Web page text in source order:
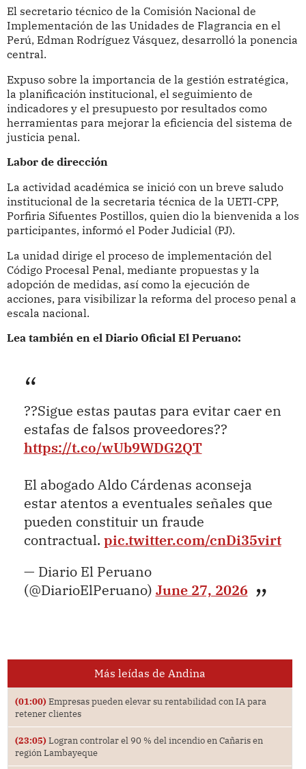
El secretario técnico de la Comisión Nacional de
Implementación de las Unidades de Flagrancia en el
Perú, Edman Rodríguez Vásquez, desarrolló la ponencia
central.
Expuso sobre la importancia de la gestión estratégica,
la planificación institucional, el seguimiento de
indicadores y el presupuesto por resultados como
herramientas para mejorar la eficiencia del sistema de
justicia penal.
Labor de dirección
La actividad académica se inició con un breve saludo
institucional de la secretaria técnica de la UETI-CPP,
Porfiria Sifuentes Postillos, quien dio la bienvenida a los
participantes, informó el Poder Judicial (PJ).
La unidad dirige el proceso de implementación del
Código Procesal Penal, mediante propuestas y la
adopción de medidas, así como la ejecución de
acciones, para visibilizar la reforma del proceso penal a
escala nacional.
Lea también en el Diario Oficial El Peruano:
??Sigue estas pautas para evitar caer en
estafas de falsos proveedores??
https://t.co/wUb9WDG2QT
El abogado Aldo Cárdenas aconseja
estar atentos a eventuales señales que
pueden constituir un fraude
contractual. pic.twitter.com/cnDi35virt
— Diario El Peruano
(@DiarioElPeruano) June 27, 2026
Más leídas de Andina
(01:00) Empresas pueden elevar su rentabilidad con IA para
retener clientes
(23:05) Logran controlar el 90 % del incendio en Cañaris en
región Lambayeque